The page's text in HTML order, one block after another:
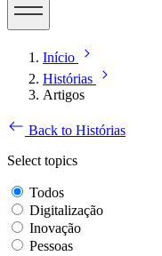
Início
Histórias
Artigos
Back to Histórias
Select topics
Todos
Digitalização
Inovação
Pessoas